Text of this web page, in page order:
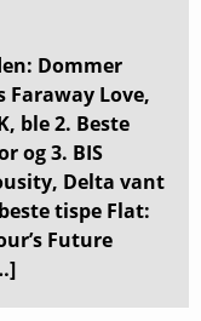
Dommer
Faraway Love,
ble 2. Beste
og 3. BIS
Delta vant
tispe Flat:
Future